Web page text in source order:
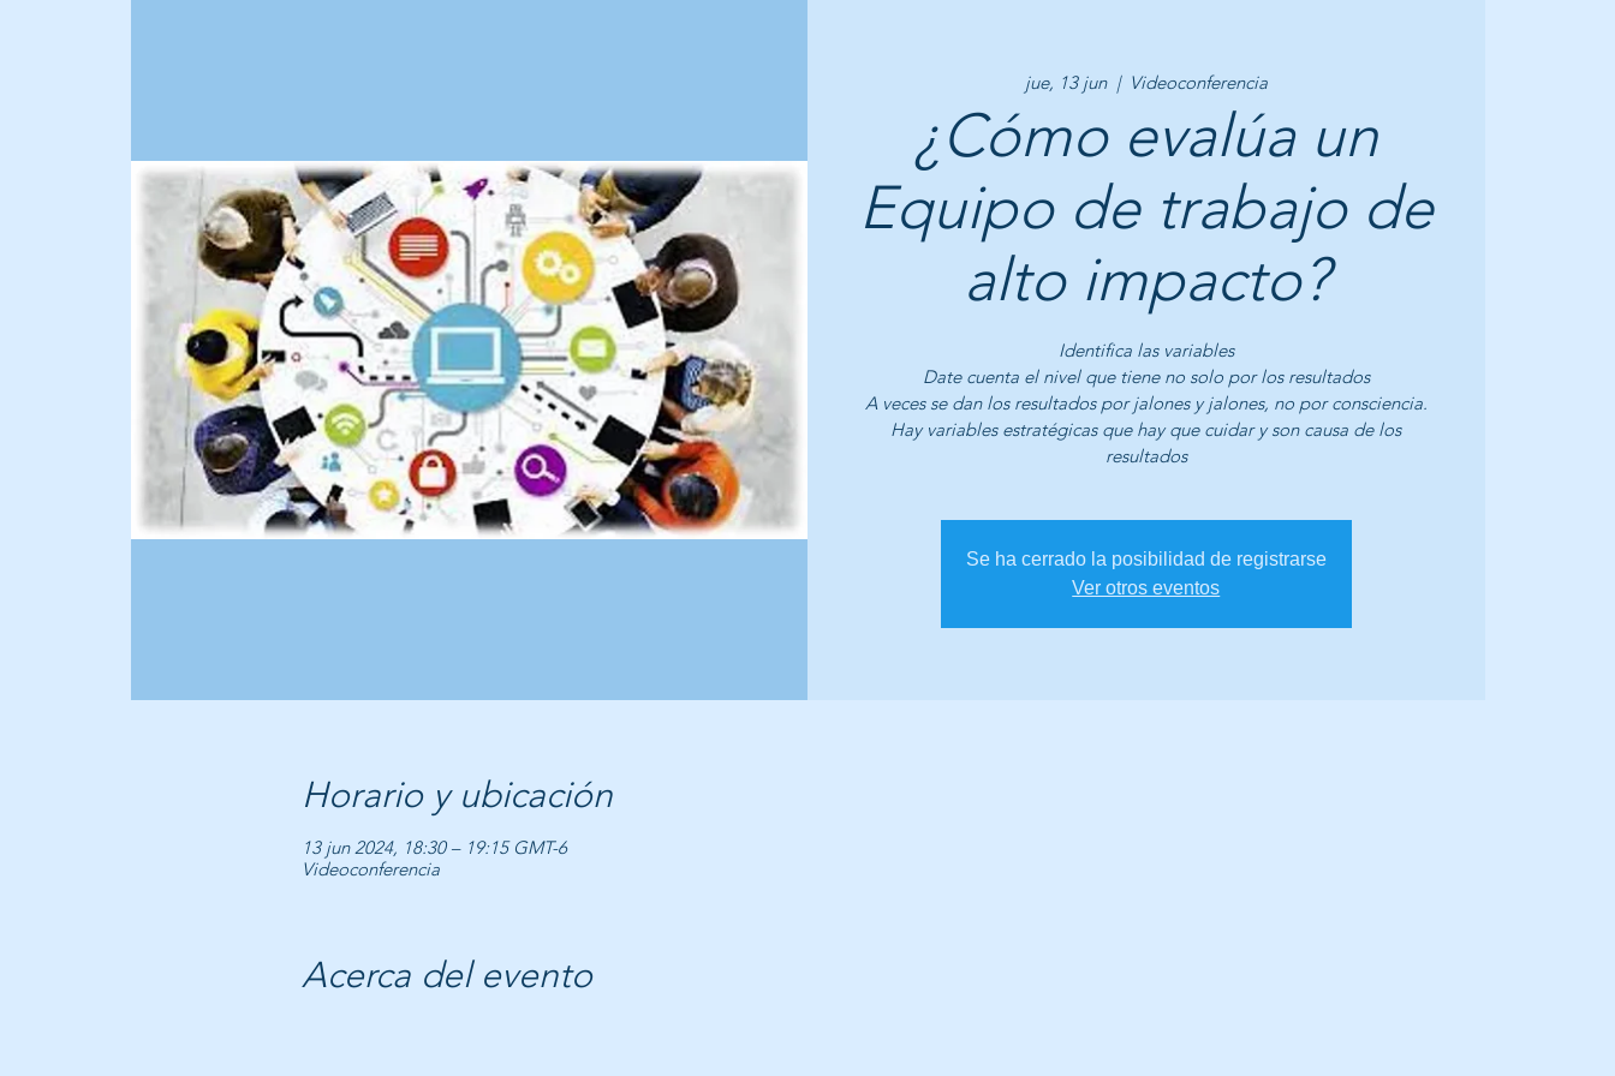
jue, 13 jun
  |
Videoconferencia
¿Cómo evalúa un
Equipo de trabajo de
alto impacto?
Identifica las variables
Date cuenta el nivel que tiene no solo por los resultados
A veces se dan los resultados por jalones y jalones, no por consciencia.
Hay variables estratégicas que hay que cuidar y son causa de los
resultados
Se ha cerrado la posibilidad de registrarse
Ver otros eventos
Horario y ubicación
13 jun 2024, 18:30 – 19:15 GMT-6
Videoconferencia
Acerca del evento